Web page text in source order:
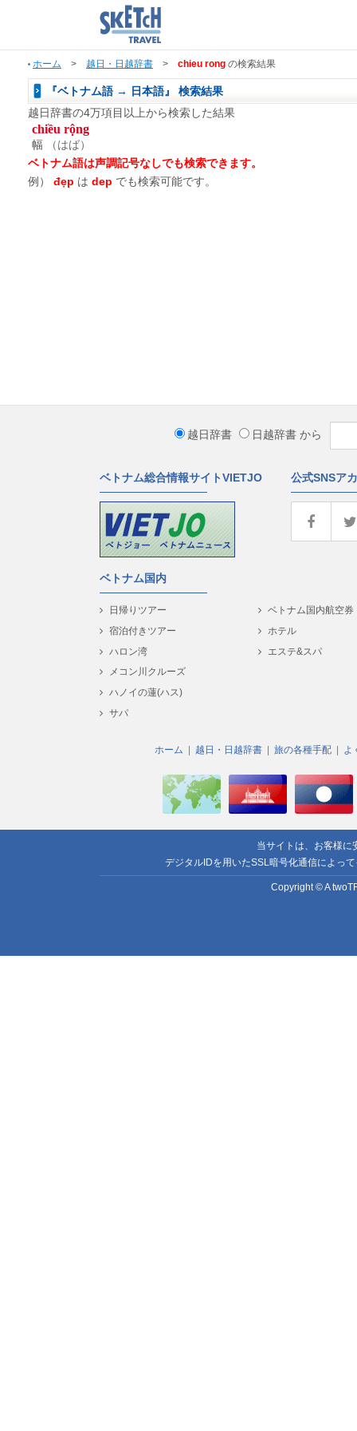
ホーム > 越日・日越辞書 > chieu rong の検索結果
『ベトナム語 → 日本語』 検索結果
越日辞書の4万項目以上から検索した結果
chiều rộng
幅 （はば）
ベトナム語は声調記号なしでも検索できます。
例）
đẹp は dep でも検索可能です。
越日辞書 日越辞書 から
ベトナム総合情報サイトVIETJO 公式SNSア
ベトナム国内
日帰りツアー
宿泊付きツアー
ハロン湾
メコン川クルーズ
ハノイの蓮(ハス)
サパ
ベトナム国内航空券
ホテル
エステ&スパ
ホーム 越日・日越辞書 旅の各種手配 よ
当サイトは、お客様に
デジタルIDを用いたSSL暗号化通信によっ
Copyright © A